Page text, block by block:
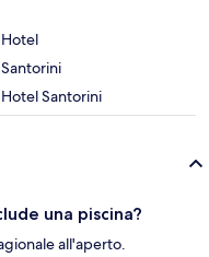
Hotel
Hotel Santorini
una piscina?
all'aperto.